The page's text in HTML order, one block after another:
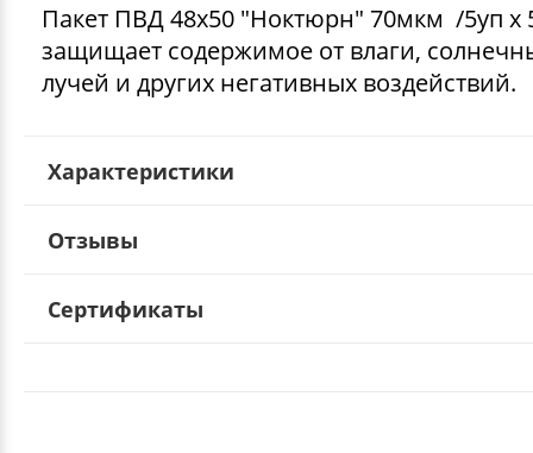
Пакет ПВД 48х50 "Ноктюрн" 70мкм /5уп х
защищает содержимое от влаги,
лучей и других негативных воздействий.
Характеристики
Отзывы
Сертификаты